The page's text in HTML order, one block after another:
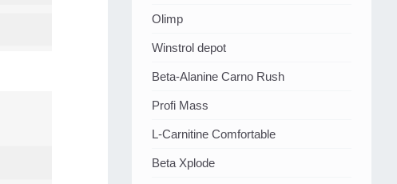
Olimp
Winstrol depot
Beta-Alanine Carno Rush
Profi Mass
L-Carnitine Comfortable
Beta Xplode